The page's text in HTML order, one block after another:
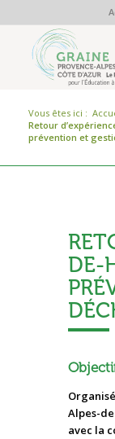
Vous êtes ici :
Retour
prévention et
Ressources :
DE-
Alpes-
avec la